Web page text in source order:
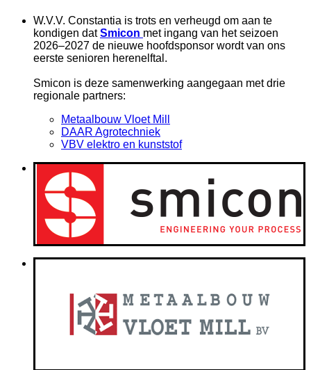
W.V.V. Constantia is trots en verheugd om aan te
kondigen datSmicon met ingang van het seizoen
2026–2027 de nieuwe hoofdsponsor wordt van ons
eerste senioren herenelftal.
Smicon is deze samenwerking aangegaan met drie
regionale partners:
Metaalbouw Vloet Mill
DAAR Agrotechniek
VBV elektro en kunststof